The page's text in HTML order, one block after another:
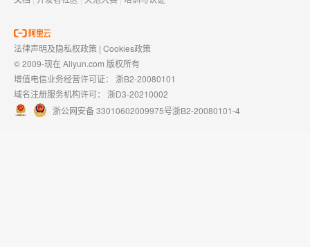
法律声明及隐私权政策 | Cookies政策
© 2009-现在 Aliyun.com 版权所有
增值电信业务经营许可证： 浙B2-20080101
域名注册服务机构许可： 浙D3-20210002
浙公网安备 33010602009975号浙B2-20080101-4